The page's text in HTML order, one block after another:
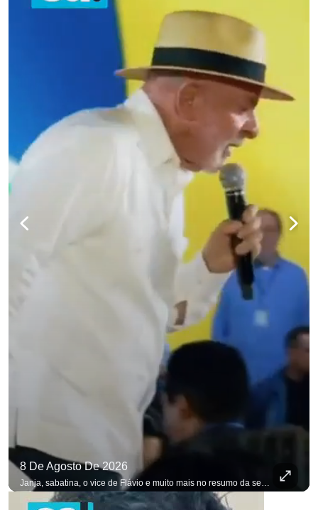
8 De Agosto De 2026
para não perder nenhuma